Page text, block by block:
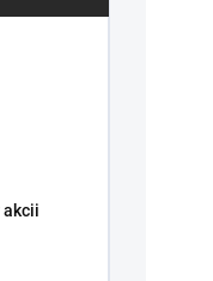
akcii